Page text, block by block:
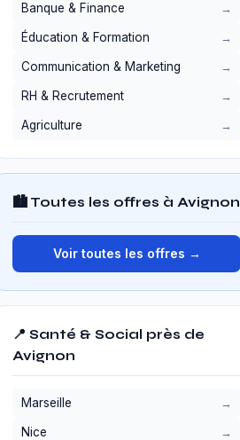
Banque & Finance
Éducation & Formation
Communication & Marketing
RH & Recrutement
Agriculture
🏙️ Toutes les offres à Avignon
Voir toutes les offres →
📍 Santé & Social près de
Avignon
Marseille
Nice